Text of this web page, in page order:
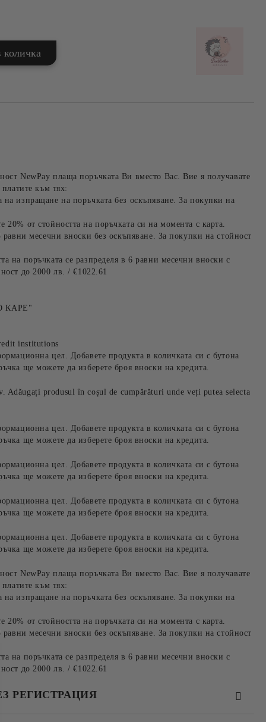
NewPay плаща поръчката Ви вместо Вас. Вие я получавате
към тях:
изпращане на поръчката без оскъпяване. За покупки на
от стойността на поръчката си на момента с карта.
равни месечни вноски без оскъпяване. За покупки на стойност
на поръчката се разпределя в 6 равни месечни вноски с
до 2000 лв. / €1022.61
КАРЕ"
institutions
цел. Добавете продукта в количката си с бутона
ще можете да изберете броя вноски на кредита.
Adăugați produsul în coșul de cumpărături unde veți putea selecta
цел. Добавете продукта в количката си с бутона
ще можете да изберете броя вноски на кредита.
цел. Добавете продукта в количката си с бутона
ще можете да изберете броя вноски на кредита.
цел. Добавете продукта в количката си с бутона
ще можете да изберете броя вноски на кредита.
цел. Добавете продукта в количката си с бутона
ще можете да изберете броя вноски на кредита.
NewPay плаща поръчката Ви вместо Вас. Вие я получавате
към тях:
изпращане на поръчката без оскъпяване. За покупки на
от стойността на поръчката си на момента с карта.
равни месечни вноски без оскъпяване. За покупки на стойност
на поръчката се разпределя в 6 равни месечни вноски с
до 2000 лв. / €1022.61
РЕГИСТРАЦИЯ